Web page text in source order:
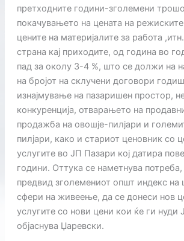
претходните години-зголемени
покачувањето на цената на
цените на материјалите за работа
страна кај приходите, од година во
пад за околу 3-4 %, што се должи на
на бројот на склучени договори
изнајмување на пазаришен простор,
конкуренција, отварањето на
продажба на овошје-пилјари и
пилјари, како и стариот ценовник со
услугите во ЈП Пазари кој датира
години. Оттука се наметнува потреба,
предвид зголемениот општ индекс на
сфери на живеење, да се донеси нов
услугите со нови цени кои ќе ги нуди
објаснува Џаревски.